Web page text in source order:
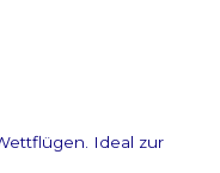
Ideal zur